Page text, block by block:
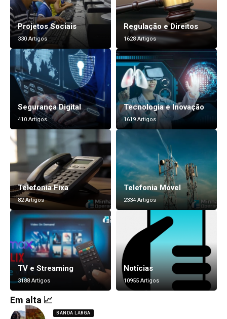
Projetos Sociais
330 Artigos
Regulação e Direitos
1628 Artigos
Segurança Digital
410 Artigos
Tecnologia e Inovação
1619 Artigos
Telefonia Fixa
82 Artigos
Telefonia Móvel
2334 Artigos
TV e Streaming
3188 Artigos
Notícias
10955 Artigos
Em alta 📈
BANDA LARGA